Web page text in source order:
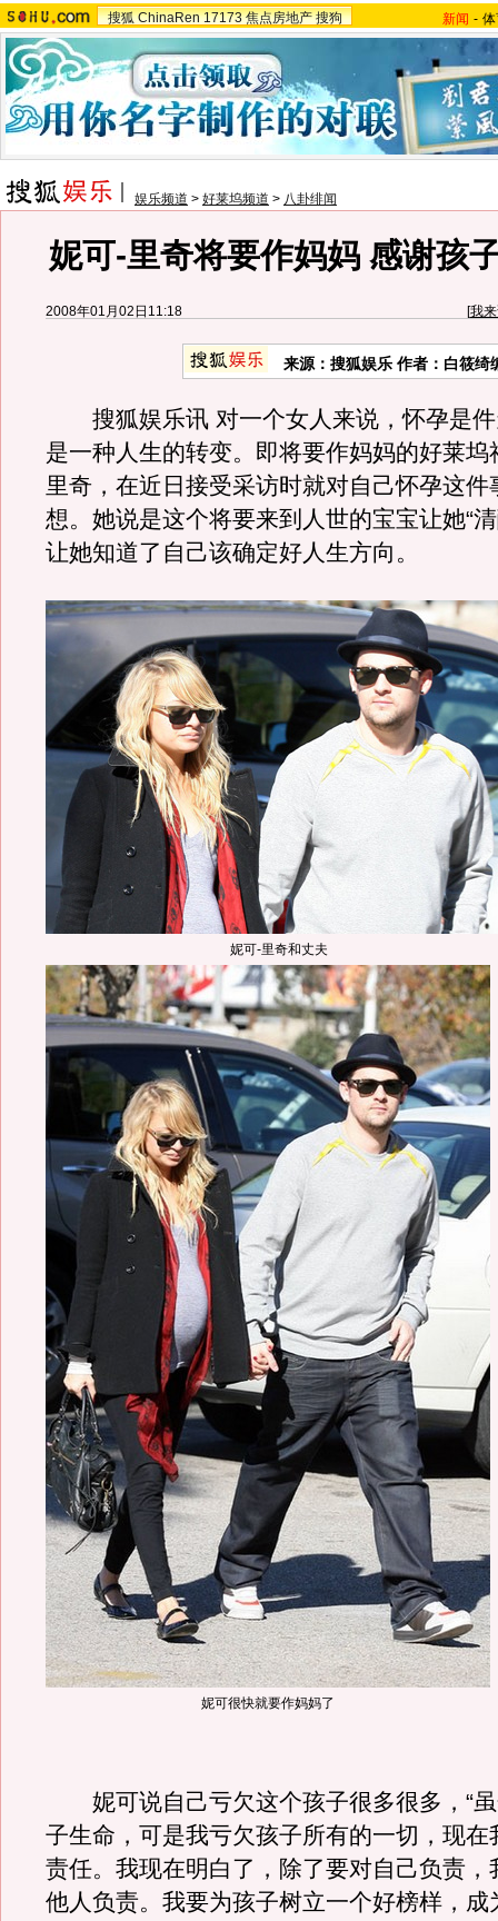
搜狐 ChinaRen 17173 焦点房地产 搜狗 新闻 -
娱乐频道 > 好莱坞频道 > 八卦绯闻
妮可-里奇将要作妈妈 感谢孩
2008年01月02日11:18 [我
来源：搜狐娱乐 作者：白筱绮
搜狐娱乐讯 对一个女人来说，怀孕是件
是一种人生的转变。即将要作妈妈的好莱坞
里奇，在近日接受采访时就对自己怀孕这件
想。她说是这个将要来到人世的宝宝让她“
让她知道了自己该确定好人生方向。
妮可-里奇和丈夫
妮可很快就要作妈妈了
妮可说自己亏欠这个孩子很多很多，“虽
子生命，可是我亏欠孩子所有的一切，现在
责任。我现在明白了，除了要对自己负责，
他人负责。我要为孩子树立一个好榜样，成